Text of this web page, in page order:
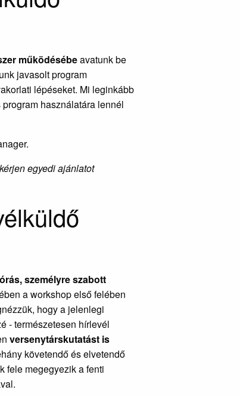
működésébeavatunk be
javasolt program
lépéseket. Mi leginkább
használatára lennél
egyedi ajánlatot
személyre szabott
a workshop első felében
hogy a jelenlegi
- természetesen hírlevél
versenytárskutatást is
követendő és elvetendő
fele megegyezik a fenti